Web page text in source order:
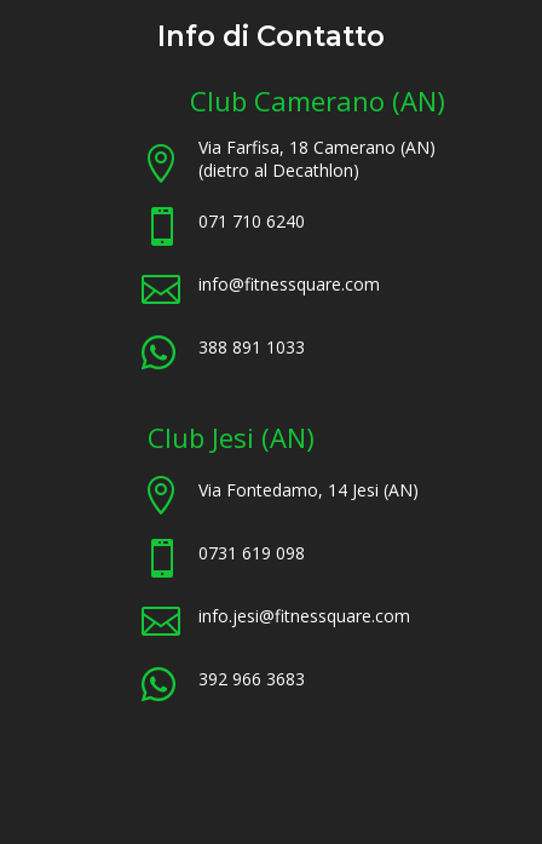
Info di Contatto
Club Camerano (AN)

Via Farfisa, 18 Camerano (AN)
(dietro al Decathlon)
 071 710 6240
 info@fitnessquare.com
 388 891 1033
Club Jesi (AN)
 Via Fontedamo, 14 Jesi (AN)
 0731 619 098
 info.jesi@fitnessquare.com
 392 966 3683